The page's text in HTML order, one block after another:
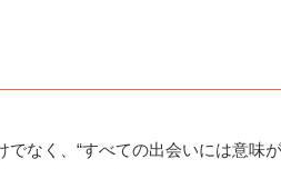
なく、“すべての出会いには意味が